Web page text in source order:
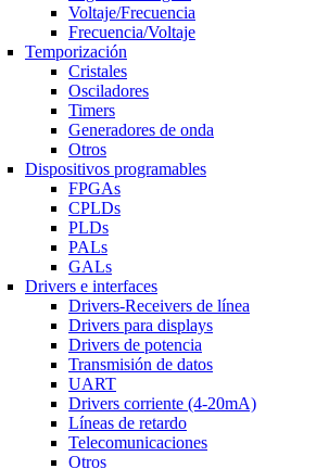
Voltaje/Frecuencia
Frecuencia/Voltaje
Temporización
Cristales
Osciladores
Timers
Generadores de onda
Otros
Dispositivos programables
FPGAs
CPLDs
PLDs
PALs
GALs
Drivers e interfaces
Drivers-Receivers de línea
Drivers para displays
Drivers de potencia
Transmisión de datos
UART
Drivers corriente (4-20mA)
Líneas de retardo
Telecomunicaciones
Otros